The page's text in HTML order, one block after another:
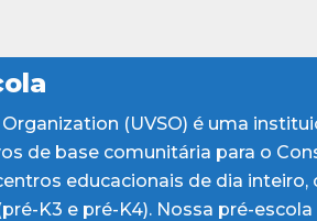
(UVSO) é uma
de base comunitária para o
educacionais de dia inteiro,
K3 e pré-K4). Nossa pré-escola